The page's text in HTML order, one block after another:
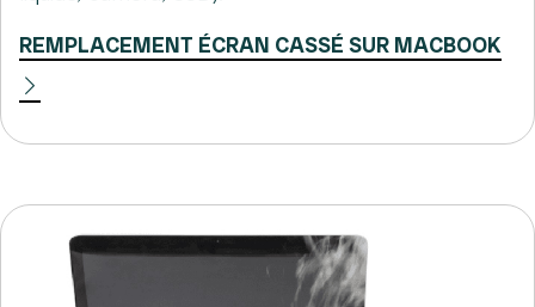
REMPLACEMENT ÉCRAN CASSÉ SUR MACBOOK